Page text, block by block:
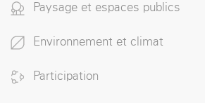
Paysage et espaces publics
Environnement et climat
Participation